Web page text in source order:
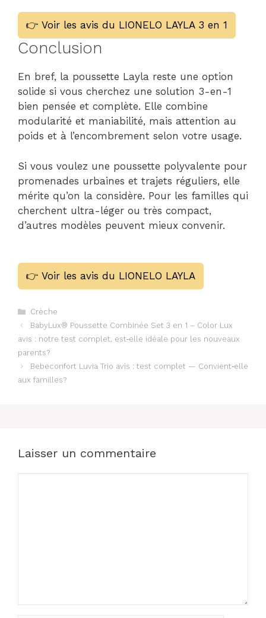
👉 Voir les avis du LIONELO LAYLA 3 en 1
Conclusion
En bref, la poussette Layla reste une option
solide si vous cherchez une solution 3-en-1
bien pensée et complète. Elle combine
modularité et maniabilité, mais attention au
poids et à l’encombrement selon votre usage.
Si vous voulez une poussette polyvalente pour
promenades urbaines et trajets réguliers, elle
mérite qu’on la considère. Pour les familles qui
cherchent ultra-léger ou très compact,
d’autres modèles peuvent mieux convenir.
👉 Voir les avis du LIONELO LAYLA
Catégories
Crèche
BabyLux® Poussette Combinée Set 3 en 1 – Color Lux
avis : notre test complet, est‑elle idéale pour les nouveaux
parents?
Bebeconfort Luvia Trio avis : test complet — Convient‑elle
aux familles?
Laisser un commentaire